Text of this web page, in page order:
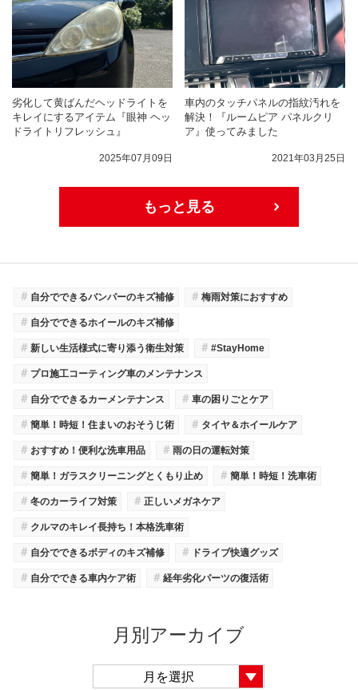
劣化して黄ばんだヘッドライトを
キレイにするアイテム『眼神 ヘッ
ドライトリフレッシュ』
2025年07月09日
車内のタッチパネルの指紋汚れを
解決！『ルームピア パネルクリ
ア』使ってみました
2021年03月25日
もっと見る
＃ 自分でできるバンパーのキズ補修 ＃ 梅雨対策におすすめ
＃ 自分でできるホイールのキズ補修
＃ 新しい生活様式に寄り添う衛生対策 ＃ #StayHome
＃ プロ施工コーティング車のメンテナンス
＃ 自分でできるカーメンテナンス ＃ 車の困りごとケア
＃ 簡単！時短！住まいのおそうじ術 ＃ タイヤ＆ホイールケア
＃ おすすめ！便利な洗車用品 ＃ 雨の日の運転対策
＃ 簡単！ガラスクリーニングとくもり止め ＃ 簡単！時短！洗車術
＃ 冬のカーライフ対策 ＃ 正しいメガネケア
＃ クルマのキレイ長持ち！本格洗車術
＃ 自分でできるボディのキズ補修 ＃ ドライブ快適グッズ
＃ 自分でできる車内ケア術 ＃ 経年劣化パーツの復活術
月別アーカイブ